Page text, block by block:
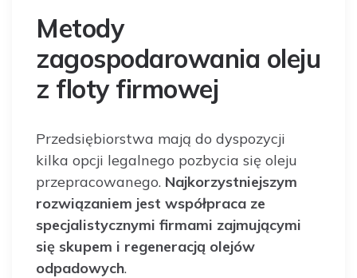
Metody
zagospodarowania oleju
z floty firmowej
Przedsiębiorstwa mają do dyspozycji
kilka opcji legalnego pozbycia się oleju
przepracowanego. Najkorzystniejszym
rozwiązaniem jest współpraca ze
specjalistycznymi firmami zajmującymi
się skupem i regeneracją olejów
odpadowych.